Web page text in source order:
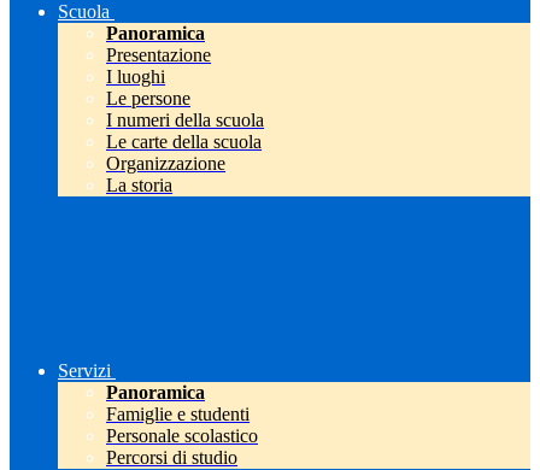
Scuola
Panoramica
Presentazione
I luoghi
Le persone
I numeri della scuola
Le carte della scuola
Organizzazione
La storia
Servizi
Panoramica
Famiglie e studenti
Personale scolastico
Percorsi di studio